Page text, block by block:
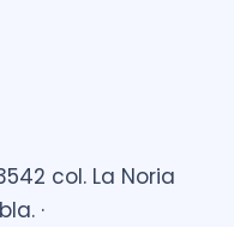
col. La Noria
·